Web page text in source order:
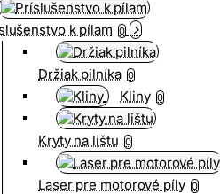
k pílam 0
Držiak pilníka 0
Kliny 0
Kryty na lištu 0
Laser pre motorové píly 0